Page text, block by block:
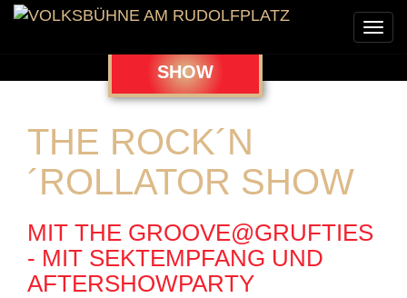
SHOW
THE ROCK´N
´ROLLATOR SHOW
MIT THE GROOVE@GRUFTIES
- MIT SEKTEMPFANG UND
AFTERSHOWPARTY